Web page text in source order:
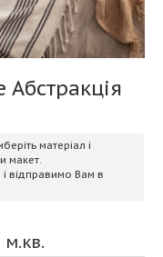
м.кв.
матеріал і
макет.
відправимо Вам в